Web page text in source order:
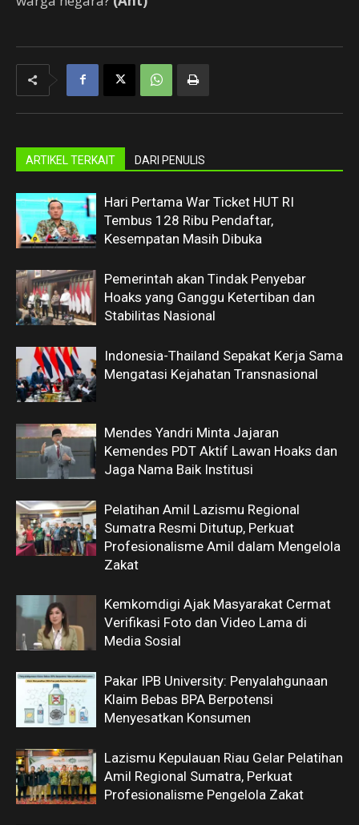
ARTIKEL TERKAIT DARI PENULIS
Hari Pertama War Ticket HUT RI
Tembus 128 Ribu Pendaftar,
Kesempatan Masih Dibuka
Pemerintah akan Tindak Penyebar
Hoaks yang Ganggu Ketertiban dan
Stabilitas Nasional
Indonesia-Thailand Sepakat Kerja Sama
Mengatasi Kejahatan Transnasional
Mendes Yandri Minta Jajaran
Kemendes PDT Aktif Lawan Hoaks dan
Jaga Nama Baik Institusi
Pelatihan Amil Lazismu Regional
Sumatra Resmi Ditutup, Perkuat
Profesionalisme Amil dalam Mengelola
Zakat
Kemkomdigi Ajak Masyarakat Cermat
Verifikasi Foto dan Video Lama di
Media Sosial
Pakar IPB University: Penyalahgunaan
Klaim Bebas BPA Berpotensi
Menyesatkan Konsumen
Lazismu Kepulauan Riau Gelar Pelatihan
Amil Regional Sumatra, Perkuat
Profesionalisme Pengelola Zakat